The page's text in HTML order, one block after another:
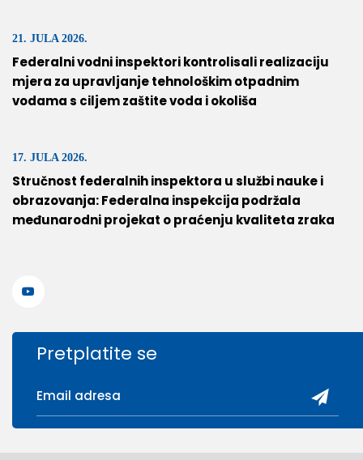
21. JULA 2026.
Federalni vodni inspektori kontrolisali realizaciju
mjera za upravljanje tehnološkim otpadnim
vodama s ciljem zaštite voda i okoliša
17. JULA 2026.
Stručnost federalnih inspektora u službi nauke i
obrazovanja: Federalna inspekcija podržala
međunarodni projekat o praćenju kvaliteta zraka
Pretplatite se